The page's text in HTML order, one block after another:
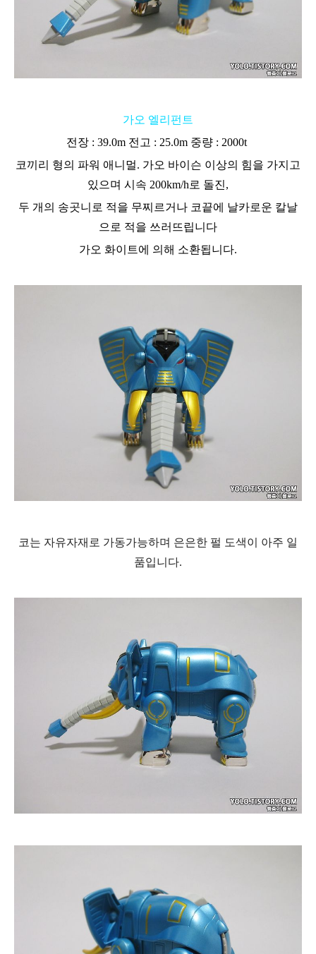
가오 엘리펀트
전장 : 39.0m 전고 : 25.0m 중량 : 2000t
코끼리 형의 파워 애니멀. 가오 바이슨 이상의 힘을 가지고
있으며 시속 200km/h로 돌진,
두 개의 송곳니로 적을 무찌르거나 코끝에 날카로운 칼날
으로 적을 쓰러뜨립니다
가오 화이트에 의해 소환됩니다.
코는 자유자재로 가동가능하며 은은한 펄 도색이 아주 일
품입니다.